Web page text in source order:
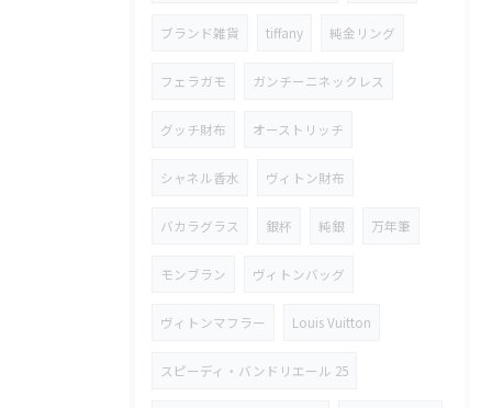
ブランド雑貨 tiffany 純金リング
フェラガモ ガンチーニネックレス
グッチ財布 オーストリッチ
シャネル香水 ヴィトン財布
バカラグラス 銀杯 純銀 万年筆
モンブラン ヴィトンバッグ
ヴィトンマフラー Louis Vuitton
スピーディ・バンドリエール 25